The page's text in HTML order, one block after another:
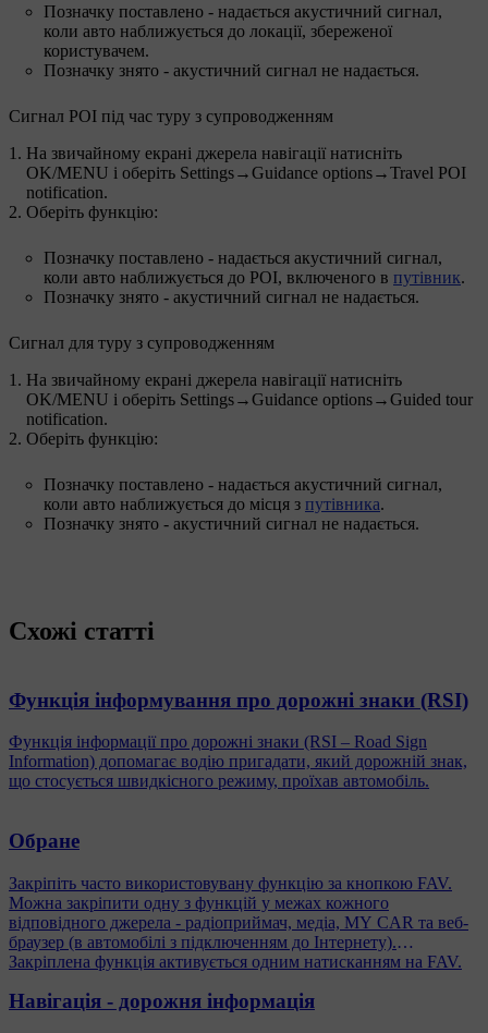
Позначку поставлено - надається акустичний сигнал,
коли авто наближується до локації, збереженої
користувачем.
Позначку знято - акустичний сигнал не надається.
Сигнал РОІ під час туру з супроводженням
На звичайному екрані джерела навігації натисніть
OK/MENU і оберіть Settings→Guidance options→Travel POI
notification.
Оберіть функцію:
Позначку поставлено - надається акустичний сигнал,
коли авто наближується до РОІ, включеного в путівник.
Позначку знято - акустичний сигнал не надається.
Сигнал для туру з супроводженням
На звичайному екрані джерела навігації натисніть
OK/MENU і оберіть Settings→Guidance options→Guided tour
notification.
Оберіть функцію:
Позначку поставлено - надається акустичний сигнал,
коли авто наближується до місця з путівника.
Позначку знято - акустичний сигнал не надається.
Схожі статті
Функція інформування про дорожні знаки (RSI)
Функція інформації про дорожні знаки (RSI – Road Sign
Information) допомагає водію пригадати, який дорожній знак,
що стосується швидкісного режиму, проїхав автомобіль.
Обране
Закріпіть часто використовувану функцію за кнопкою FAV.
Можна закріпити одну з функцій у межах кожного
відповідного джерела - радіоприймач, медіа, MY CAR та веб-
браузер (в автомобілі з підключенням до Інтернету).
Закріплена функція активується одним натисканням на FAV.
Навігація - дорожня інформація